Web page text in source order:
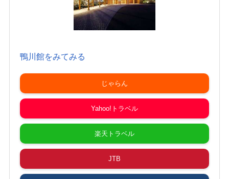
鴨川館をみてみる
じゃらん
Yahoo!トラベル
楽天トラベル
JTB